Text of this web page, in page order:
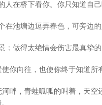
人在桥下看你。你只知道自
在池塘边逗弄春色，可旁边
；做得太绝情会伤害最真挚的
你向往，也使你终于知道所
畔，青蛙呱呱的叫着，天